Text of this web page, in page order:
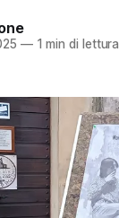
—1 min di lettura